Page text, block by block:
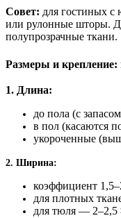
Совет: для гостиных
или рулонные шторы.
полупрозрачные ткани.
Размеры и крепление:
1. Длина:
до пола (с
в пол (касаются
укороченные
2. Ширина:
коэффициент
для плотных
для тюля — 2–2,5